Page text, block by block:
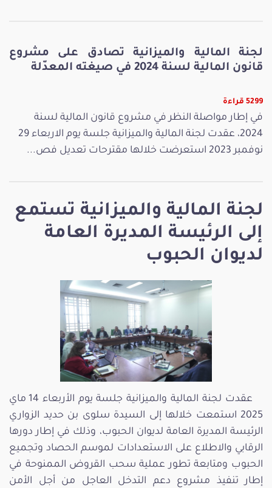
لجنة المالية والميزانية تستمع
إلى الرئيسة المديرة العامة
لديوان الحبوب
عقدت لجنة المالية والميزانية جلسة يوم الأربعاء 14 ماي
2025 استمعت خلالها إلى السيدة سلوى بن حديد الزواري
الرئيسة المديرة العامة لديوان الحبوب، وذلك في إطار دورها
الرقابي والاطلاع على الاستعدادات لموسم الحصاد وتجميع
الحبوب ومتابعة تطور عملية سحب القروض الممنوحة في
إطار تنفيذ مشروع دعم التدخل العاجل من أجل الأمن
لجنة المالية والميزانية تصادق على مشروع
قانون المالية لسنة 2024 في صيغته المعدّلة
5299 قراءة
في إطار مواصلة النظر في مشروع قانون المالية لسنة
2024، عقدت لجنة المالية والميزانية جلسة يوم الاربعاء 29
نوفمبر 2023 استعرضت خلالها مقترحات تعديل فص...